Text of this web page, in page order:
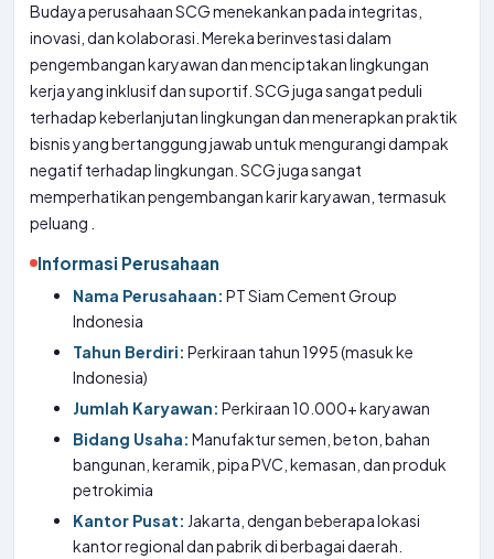
Budaya perusahaan SCG menekankan pada integritas,
inovasi, dan kolaborasi. Mereka berinvestasi dalam
pengembangan karyawan dan menciptakan lingkungan
kerja yang inklusif dan suportif. SCG juga sangat peduli
terhadap keberlanjutan lingkungan dan menerapkan praktik
bisnis yang bertanggung jawab untuk mengurangi dampak
negatif terhadap lingkungan. SCG juga sangat
memperhatikan pengembangan karir karyawan, termasuk
peluang
Informasi Perusahaan
Nama Perusahaan: PT Siam Cement Group
Indonesia
Tahun Berdiri: Perkiraan tahun 1995 (masuk ke
Indonesia)
Jumlah Karyawan: Perkiraan 10.000+ karyawan
Bidang Usaha: Manufaktur semen, beton, bahan
bangunan, keramik, pipa PVC, kemasan, dan produk
petrokimia
Kantor Pusat: Jakarta, dengan beberapa lokasi
kantor regional dan pabrik di berbagai daerah.